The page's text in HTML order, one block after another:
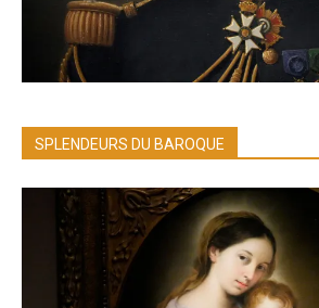
SPLENDEURS DU BAROQUE